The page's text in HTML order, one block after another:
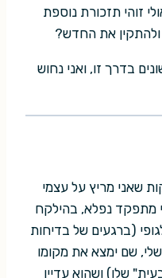
זוהי תזכורת נוספת
את החדש?
בדרך זו, ואני נחוש
שאני מריץ על עצמי
מתפקד נפלא, בהילקח
(ברגעים של בדיחות
שם ימצא את מקומו
שלו) ושהוא עדיין